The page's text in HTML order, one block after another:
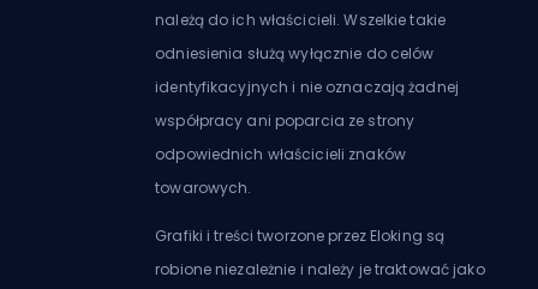
należą do ich właścicieli. Wszelkie takie
odniesienia służą wyłącznie do celów
identyfikacyjnych i nie oznaczają żadnej
współpracy ani poparcia ze strony
odpowiednich właścicieli znaków
towarowych.
Grafiki i treści tworzone przez Eloking są
robione niezależnie i należy je traktować jako